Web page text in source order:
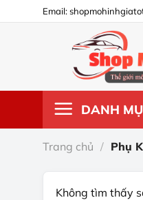
đến
Email:
DANH
Trang chủ / Phụ
Không tìm thấy